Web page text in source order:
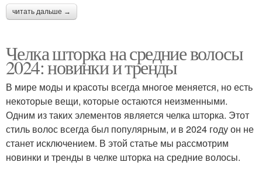
читать дальше →
Челка шторка на средние волосы
2024: новинки и тренды
В мире моды и красоты всегда многое меняется, но есть
некоторые вещи, которые остаются неизменными.
Одним из таких элементов является челка шторка. Этот
стиль волос всегда был популярным, и в 2024 году он не
станет исключением. В этой статье мы рассмотрим
новинки и тренды в челке шторка на средние волосы.